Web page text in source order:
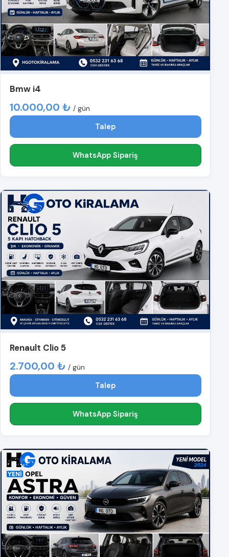
Bmw i4
10.000,00 ₺ / gün
Talep
WhatsApp Sipariş
Renault Clio 5
2.700,00 ₺ / gün
Talep
WhatsApp Sipariş